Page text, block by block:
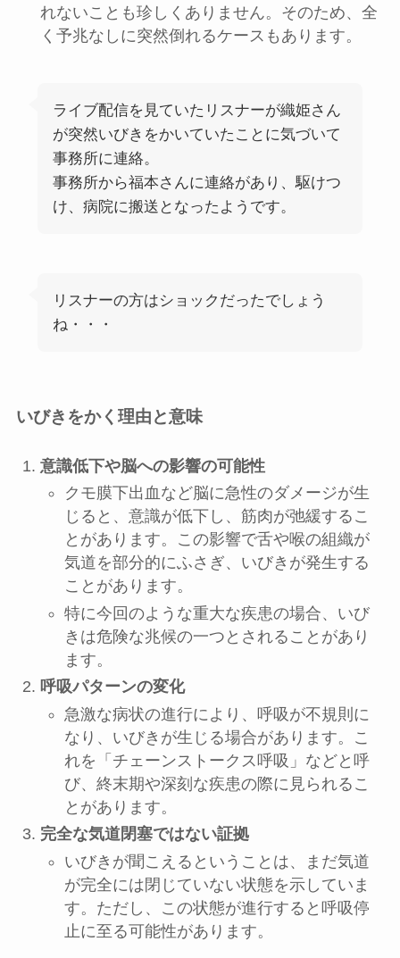
れないことも珍しくありません。そのため、全
く予兆なしに突然倒れるケースもあります。
ライブ配信を見ていたリスナーが織姫さん
が突然いびきをかいていたことに気づいて
事務所に連絡。
事務所から福本さんに連絡があり、駆けつ
け、病院に搬送となったようです。
リスナーの方はショックだったでしょう
ね・・・
いびきをかく理由と意味
意識低下や脳への影響の可能性
クモ膜下出血など脳に急性のダメージが生
じると、意識が低下し、筋肉が弛緩するこ
とがあります。この影響で舌や喉の組織が
気道を部分的にふさぎ、いびきが発生する
ことがあります。
特に今回のような重大な疾患の場合、いび
きは危険な兆候の一つとされることがあり
ます。
呼吸パターンの変化
急激な病状の進行により、呼吸が不規則に
なり、いびきが生じる場合があります。こ
れを「チェーンストークス呼吸」などと呼
び、終末期や深刻な疾患の際に見られるこ
とがあります。
完全な気道閉塞ではない証拠
いびきが聞こえるということは、まだ気道
が完全には閉じていない状態を示していま
す。ただし、この状態が進行すると呼吸停
止に至る可能性があります。